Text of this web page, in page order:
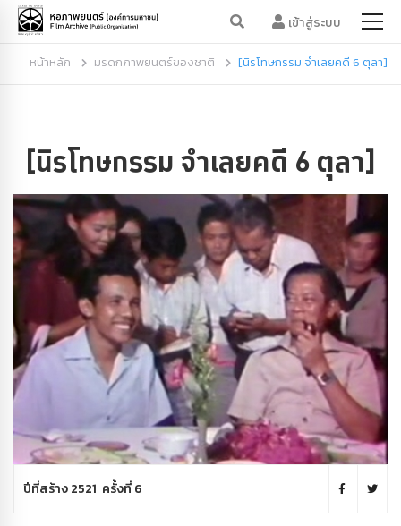
เข้าสู่ระบบ
หน้าหลัก มรดกภาพยนตร์ของชาติ [นิรโทษกรรม จำเลยคดี 6 ตุลา]
[นิรโทษกรรม จำเลยคดี 6 ตุลา]
ปีที่สร้าง 2521 ครั้งที่ 6